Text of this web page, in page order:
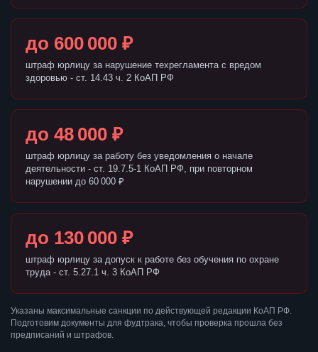
до 600 000 ₽
штраф юрлицу за нарушение техрегламента с вредом
здоровью - ст. 14.43 ч. 2 КоАП РФ
до 48 000 ₽
штраф юрлицу за работу без уведомления о начале
деятельности - ст. 19.7.5-1 КоАП РФ, при повторном
нарушении до 60 000 ₽
до 130 000 ₽
штраф юрлицу за допуск к работе без обучения по охране
труда - ст. 5.27.1 ч. 3 КоАП РФ
Указаны максимальные санкции по действующей редакции КоАП РФ.
Подготовим документы для фудтрака, чтобы проверка прошла без
предписаний и штрафов.